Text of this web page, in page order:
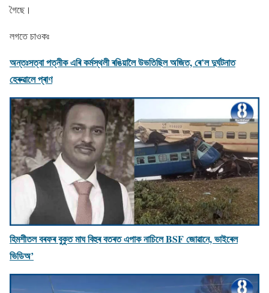
গৈছে।
লগতে চাওকঃ
অন্তঃসত্বা পত্নীক এৰি কৰ্মস্থলী ৰঙিয়ালৈ উভতিছিল অজিত, ৰে’ল দুৰ্ঘটনাত
হেৰুৱালে প্ৰাণ
হিমশীতল বৰফৰ বুকুত মাঘ বিহুৰ বতৰত এপাক নাচিলে BSF জোৱানে, ভাইৰেল
ভিডিঅ’